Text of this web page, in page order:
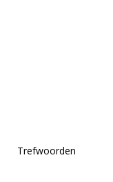
Trefwoorden